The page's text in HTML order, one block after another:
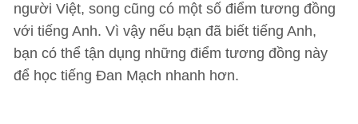
người Việt, song cũng có một số điểm tương đồng
với tiếng Anh. Vì vậy nếu bạn đã biết tiếng Anh,
bạn có thể tận dụng những điểm tương đồng này
để học tiếng Đan Mạch nhanh hơn.